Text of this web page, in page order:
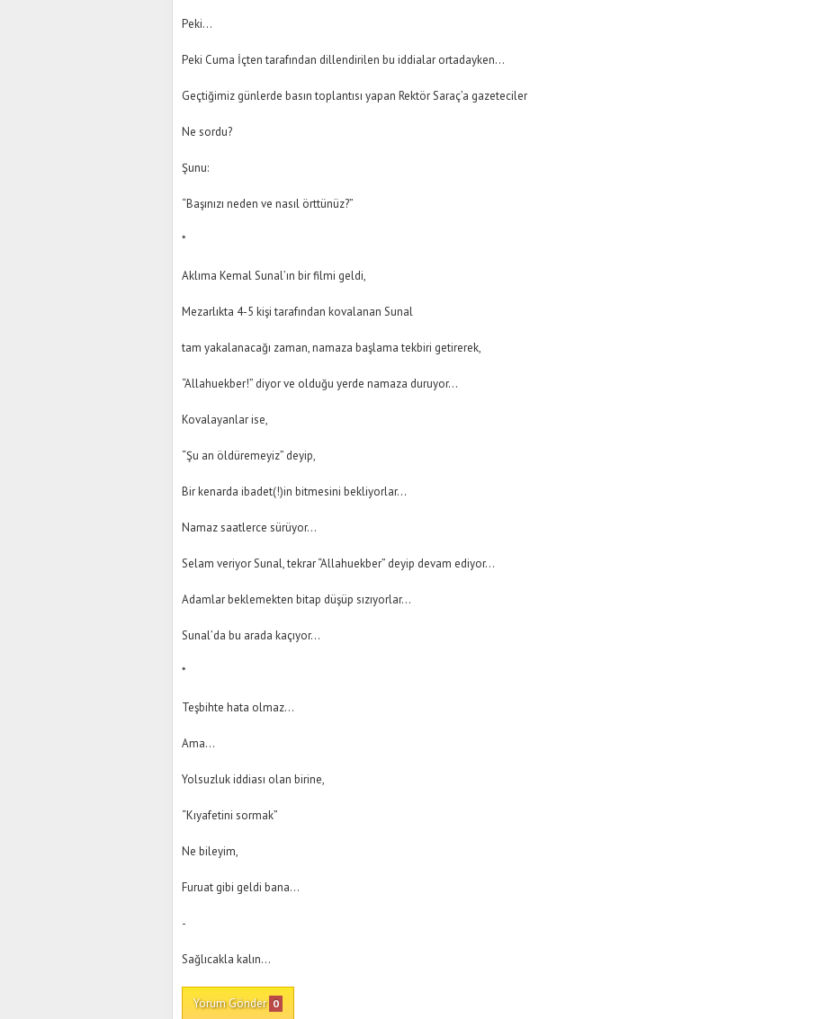
Peki…
Peki Cuma İçten tarafından dillendirilen bu iddialar ortadayken…
Geçtiğimiz günlerde basın toplantısı yapan Rektör Saraç’a gazeteciler
Ne sordu?
Şunu:
“Başınızı neden ve nasıl örttünüz?”
*
Aklıma Kemal Sunal’ın bir filmi geldi,
Mezarlıkta 4-5 kişi tarafından kovalanan Sunal
tam yakalanacağı zaman, namaza başlama tekbiri getirerek,
“Allahuekber!” diyor ve olduğu yerde namaza duruyor…
Kovalayanlar ise,
“Şu an öldüremeyiz” deyip,
Bir kenarda ibadet(!)in bitmesini bekliyorlar…
Namaz saatlerce sürüyor…
Selam veriyor Sunal, tekrar “Allahuekber” deyip devam ediyor…
Adamlar beklemekten bitap düşüp sızıyorlar…
Sunal’da bu arada kaçıyor…
*
Teşbihte hata olmaz…
Ama…
Yolsuzluk iddiası olan birine,
“Kıyafetini sormak”
Ne bileyim,
Furuat gibi geldi bana…
-
Sağlıcakla kalın…
Yorum Gönder 0